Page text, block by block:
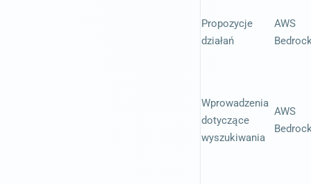
Propozycje
działań
AWS
Wprowadzenia
dotyczące
wyszukiwania
AWS